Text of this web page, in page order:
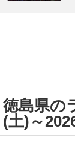
徳島県の
(土)～